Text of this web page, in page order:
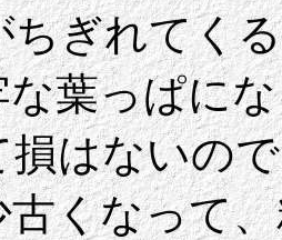
ちぎれてく
葉っぱに
損はないの
くなって